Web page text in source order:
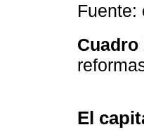
Fuente:
Cuadro
El